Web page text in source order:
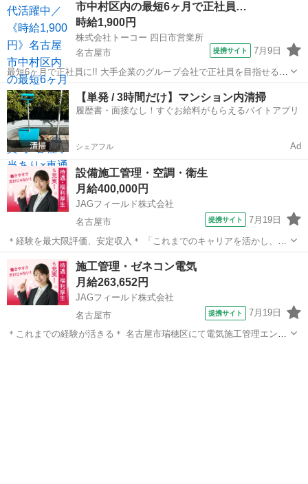
ジュールや現場の安...市中村区内の最短6ヶ月で正社員…
時給1,900円
株式会社トーコー 四日市営業所
名古屋市
提携サイト 7月9日
最短6ヶ月で正社員に!! 大手企業のグループ会社で正社員を目指せるお
仕事です。 〜お仕事内容〜 設備保全(電計) 保全計画に則した工事計
画・手配・工事管理 電計備品の管理 起業、修繕などの検討・見積など
設備故障時の緊急対応...
愛知 名古屋市 その他
【単発 / 3時間だけ】マンション内清掃
履歴書・面接なし！すぐお給料がもらえるバイトアプリ
シェアフル Ad
設備施工管理・空調・衛生
月給400,000円
JAGフィールド株式会社
名古屋市
提携サイト 7月19日
＊経験を最大限評価、安定収入＊ 「これまでのキャリアを活かし、よ
り大きなフィールドで活躍したい」 そんな方におすすめです。 勤務地
や働き方に柔軟性があり、安定収入も可能です。 空調設備工事に伴う
施工管理です。 現在着...
名古屋市 その他
施工管理・ゼネコン電気
月給263,652円
JAGフィールド株式会社
名古屋市
提携サイト 7月19日
＊これまでの経験が活きる＊ 名古屋市瑞穂区にて電気施工管理エンジ